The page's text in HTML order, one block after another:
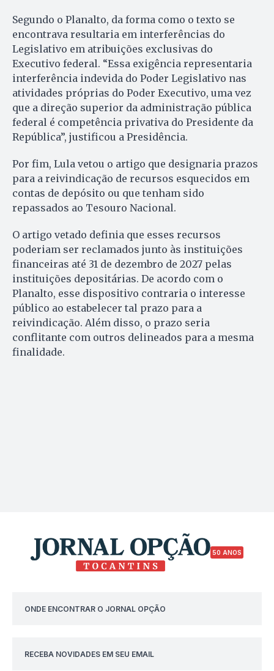
Segundo o Planalto, da forma como o texto se
encontrava resultaria em interferências do
Legislativo em atribuições exclusivas do
Executivo federal. “Essa exigência representaria
interferência indevida do Poder Legislativo nas
atividades próprias do Poder Executivo, uma vez
que a direção superior da administração pública
federal é competência privativa do Presidente da
República”, justificou a Presidência.
Por fim, Lula vetou o artigo que designaria prazos
para a reivindicação de recursos esquecidos em
contas de depósito ou que tenham sido
repassados ao Tesouro Nacional.
O artigo vetado definia que esses recursos
poderiam ser reclamados junto às instituições
financeiras até 31 de dezembro de 2027 pelas
instituições depositárias. De acordo com o
Planalto, esse dispositivo contraria o interesse
público ao estabelecer tal prazo para a
reivindicação. Além disso, o prazo seria
conflitante com outros delineados para a mesma
finalidade.
50 ANOS
ONDE ENCONTRAR O JORNAL OPÇÃO
RECEBA NOVIDADES EM SEU EMAIL